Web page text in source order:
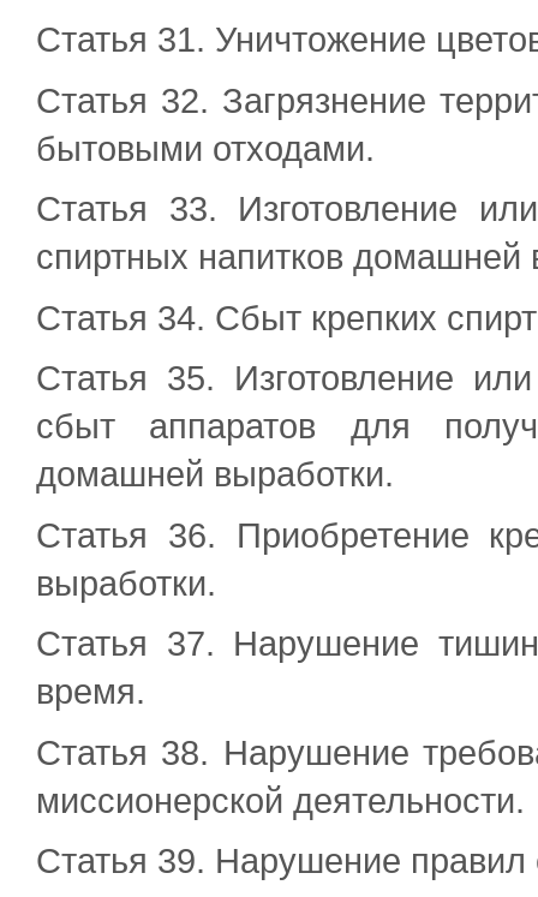
Статья 31. Уничтожение
Статья 32. Загрязнение
бытовыми отходами.
Статья 33. Изготовление
спиртных напитков домашней
Статья 34. Сбыт крепких
Статья 35. Изготовление
сбыт аппаратов для
домашней выработки.
Статья 36. Приобретение
выработки.
Статья 37. Нарушение
время.
Статья 38. Нарушение
миссионерской деятельности.
Статья 39. Нарушение